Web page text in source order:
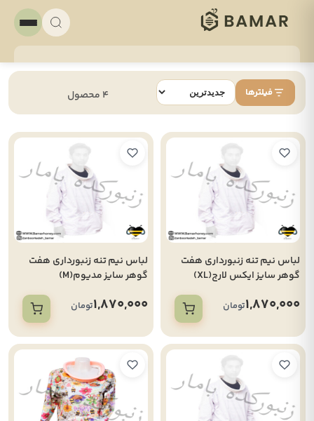
فیلترها 4 محصول
لباس نیم تنه زنبورداری هفت
گوهر سایز ایکس لارج(XL)
1,870,000تومان
لباس نیم تنه زنبورداری هفت
گوهر سایز مدیوم(M)
1,870,000تومان